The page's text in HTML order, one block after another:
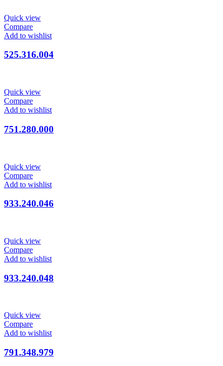
Quick view
Compare
Add to wishlist
525.316.004
Quick view
Compare
Add to wishlist
751.280.000
Quick view
Compare
Add to wishlist
933.240.046
Quick view
Compare
Add to wishlist
933.240.048
Quick view
Compare
Add to wishlist
791.348.979